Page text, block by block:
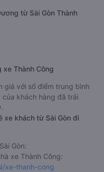
từ Sài Gòn Thành
xe Thành Công
giá với số điểm trung bình
khách hàng đã trải
xe khách từ Sài Gòn đi
Gòn:
xe Thành Công:
xe-thanh-cong